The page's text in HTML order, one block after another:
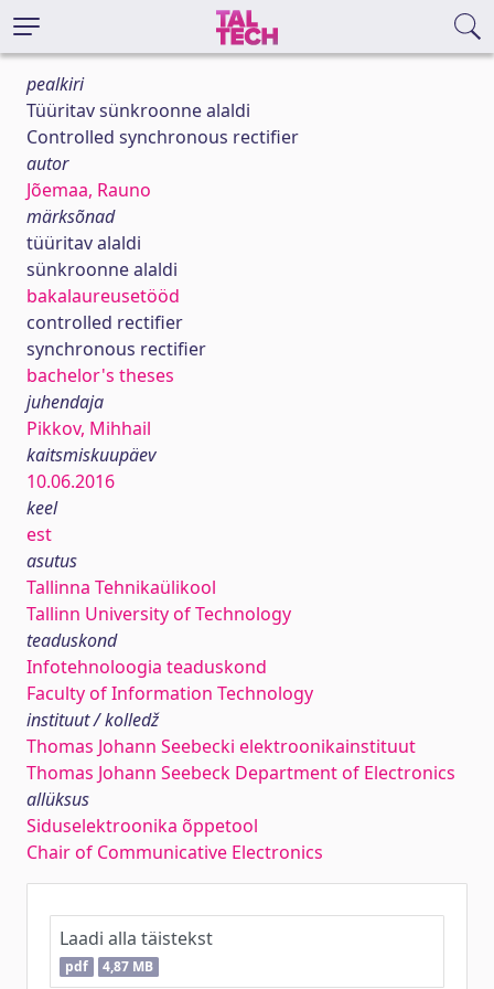
pealkiri
Tüüritav sünkroonne alaldi
Controlled synchronous rectifier
autor
Jõemaa, Rauno
märksõnad
tüüritav alaldi
sünkroonne alaldi
bakalaureusetööd
controlled rectifier
synchronous rectifier
bachelor's theses
juhendaja
Pikkov, Mihhail
kaitsmiskuupäev
10.06.2016
keel
est
asutus
Tallinna Tehnikaülikool
Tallinn University of Technology
teaduskond
Infotehnoloogia teaduskond
Faculty of Information Technology
instituut / kolledž
Thomas Johann Seebecki elektroonikainstituut
Thomas Johann Seebeck Department of Electronics
allüksus
Siduselektroonika õppetool
Chair of Communicative Electronics
Laadi alla täistekst
pdf 4,87 MB